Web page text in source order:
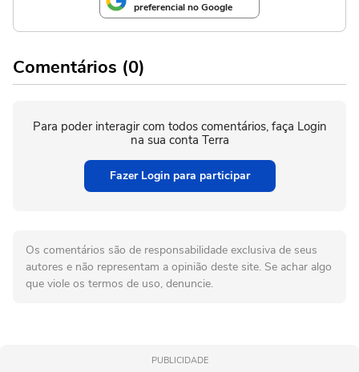
preferencial no Google
Comentários (0)
Para poder interagir com todos comentários, faça Login
na sua conta Terra
Fazer Login para participar
Os comentários são de responsabilidade exclusiva de seus
autores e não representam a opinião deste site. Se achar algo
que viole os termos de uso, denuncie.
PUBLICIDADE